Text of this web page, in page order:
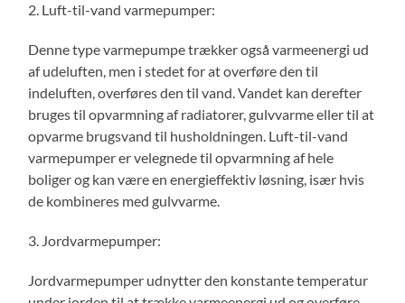
2. Luft-til-vand varmepumper:
Denne type varmepumpe trækker også varmeenergi ud
af udeluften, men i stedet for at overføre den til
indeluften, overføres den til vand. Vandet kan derefter
bruges til opvarmning af radiatorer, gulvvarme eller til at
opvarme brugsvand til husholdningen. Luft-til-vand
varmepumper er velegnede til opvarmning af hele
boliger og kan være en energieffektiv løsning, især hvis
de kombineres med gulvvarme.
3. Jordvarmepumper:
Jordvarmepumper udnytter den konstante temperatur